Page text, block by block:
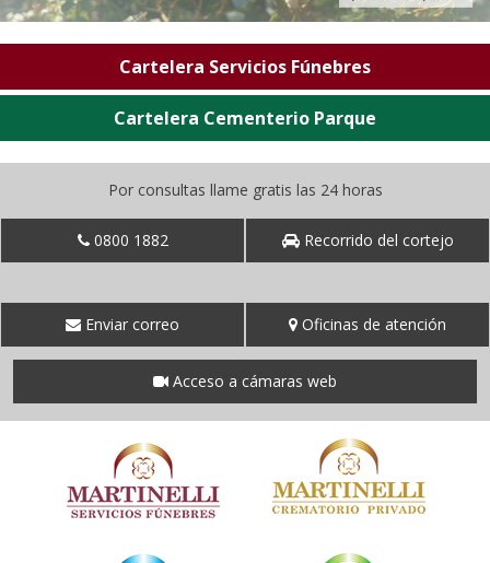
Cartelera Servicios Fúnebres
Cartelera Cementerio Parque
Por consultas llame gratis las 24 horas
0800 1882
Enviar correo
Recorrido del cortejo
Oficinas de atención
Acceso a cámaras web